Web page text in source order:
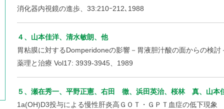
消化器内視鏡の進歩、33:210ｰ212､1988
４、山本佳洋、清水敏朗、他
胃粘膜に対するDomperidoneの影響－胃液胆汁酸の面からの検討
薬理と治療 Vol17: 3939-3945、1989
５、瀬在秀一、平野正憲、右田 徹、浜田英治、桜林 真、山本
1a(OH)D3投与による慢性肝炎高ＧＯＴ・ＧＰＴ血症の低下現象